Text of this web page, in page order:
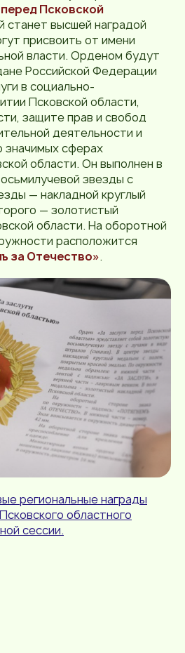
перед Псковской
станет высшей наградой
присвоить от имени
власти. Орденом будут
Российской Федерации
в социально-
Псковской области,
защите прав и свобод
деятельности и
значимых сферах
области. Он выполнен в
звезды с
— накладной круглый
— золотистый
области. На оборотной
расположится
за Отечество».
региональные награды
областного
сессии.